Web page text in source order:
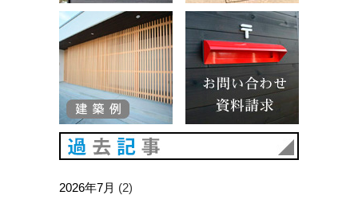
2026年7月 (2)